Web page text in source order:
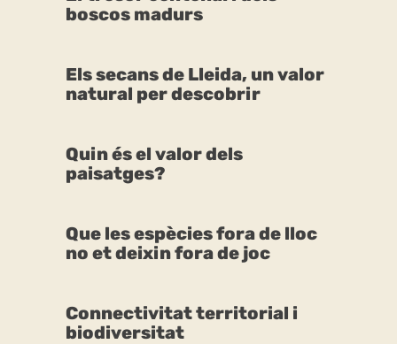
boscos madurs
Els secans de Lleida, un valor
natural per descobrir
Quin és el valor dels
paisatges?
Que les espècies fora de lloc
no et deixin fora de joc
Connectivitat territorial i
biodiversitat